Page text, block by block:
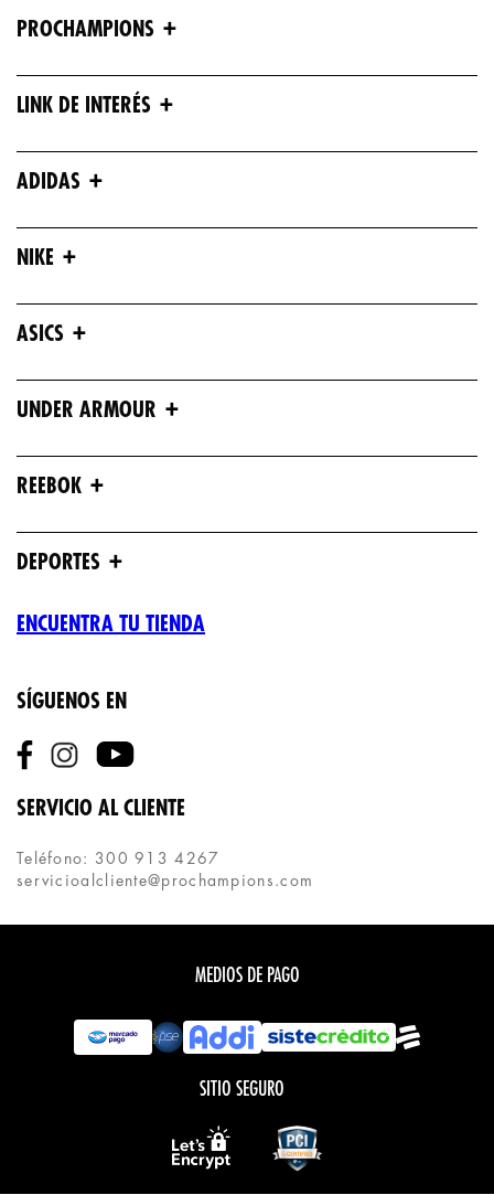
PROCHAMPIONS +
LINK DE INTERÉS +
ADIDAS +
NIKE +
ASICS +
UNDER ARMOUR +
REEBOK +
DEPORTES +
ENCUENTRA TU TIENDA
SÍGUENOS EN
SERVICIO AL CLIENTE
Teléfono: 300 913 4267
servicioalcliente@prochampions.com
MEDIOS DE PAGO
SITIO SEGURO